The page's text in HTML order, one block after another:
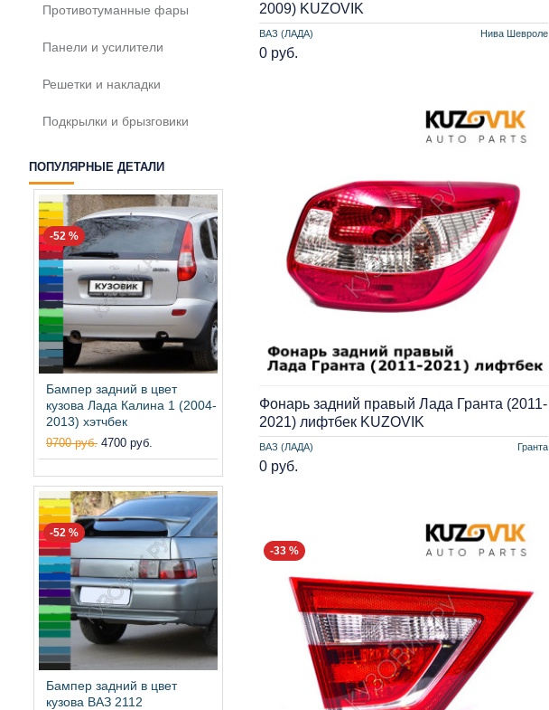
Противотуманные фары
Панели и усилители
Решетки и накладки
Подкрылки и брызговики
ПОПУЛЯРНЫЕ ДЕТАЛИ
-52 %
Бампер задний в цвет
кузова Лада Калина 1 (2004-
2013) хэтчбек
9700 руб. 4700 руб.
-52 %
Бампер задний в цвет
кузова ВАЗ 2112
ВАЗ (ЛАДА) Нива Шевроле
2009) KUZOVIK
0 руб.
ВАЗ (ЛАДА) Гранта
Фонарь задний правый Лада Гранта (2011-
2021) лифтбек KUZOVIK
0 руб.
-33 %